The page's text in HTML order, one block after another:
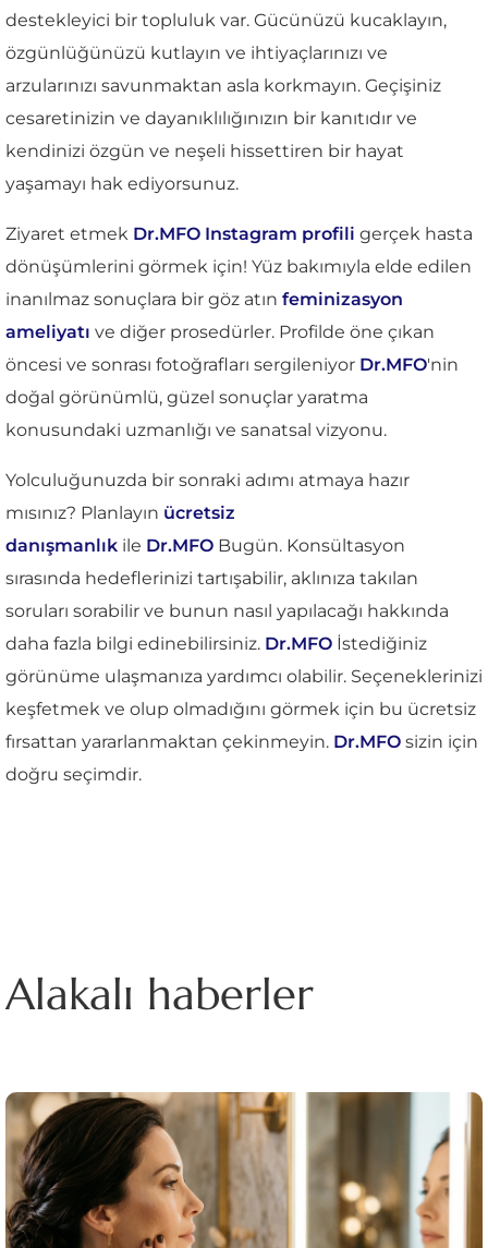
destekleyici bir topluluk var. Gücünüzü kucaklayın,
özgünlüğünüzü kutlayın ve ihtiyaçlarınızı ve
arzularınızı savunmaktan asla korkmayın. Geçişiniz
cesaretinizin ve dayanıklılığınızın bir kanıtıdır ve
kendinizi özgün ve neşeli hissettiren bir hayat
yaşamayı hak ediyorsunuz.
Ziyaret etmek Dr.MFO Instagram profili gerçek hasta
dönüşümlerini görmek için! Yüz bakımıyla elde edilen
inanılmaz sonuçlara bir göz atın feminizasyon
ameliyatı ve diğer prosedürler. Profilde öne çıkan
öncesi ve sonrası fotoğrafları sergileniyor Dr.MFO'nin
doğal görünümlü, güzel sonuçlar yaratma
konusundaki uzmanlığı ve sanatsal vizyonu.
Yolculuğunuzda bir sonraki adımı atmaya hazır
mısınız? Planlayın ücretsiz
danışmanlık ile Dr.MFO Bugün. Konsültasyon
sırasında hedeflerinizi tartışabilir, aklınıza takılan
soruları sorabilir ve bunun nasıl yapılacağı hakkında
daha fazla bilgi edinebilirsiniz. Dr.MFO İstediğiniz
görünüme ulaşmanıza yardımcı olabilir. Seçeneklerinizi
keşfetmek ve olup olmadığını görmek için bu ücretsiz
fırsattan yararlanmaktan çekinmeyin. Dr.MFO sizin için
doğru seçimdir.
Alakalı haberler